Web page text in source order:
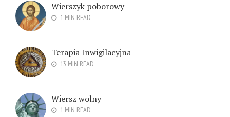
Wierszyk poborowy
1 MIN READ
Terapia Inwigilacyjna
13 MIN READ
Wiersz wolny
1 MIN READ